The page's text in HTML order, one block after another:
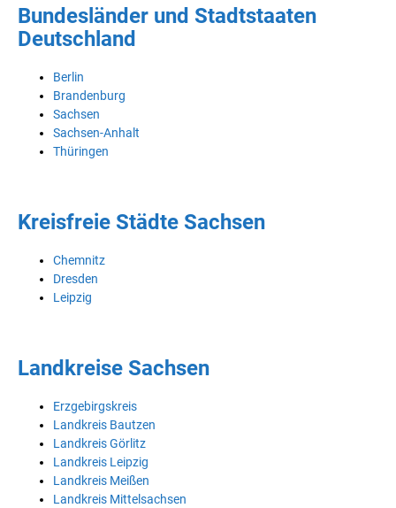
Bundesländer und Stadtstaaten
Deutschland
Berlin
Brandenburg
Sachsen
Sachsen-Anhalt
Thüringen
Kreisfreie Städte Sachsen
Chemnitz
Dresden
Leipzig
Landkreise Sachsen
Erzgebirgskreis
Landkreis Bautzen
Landkreis Görlitz
Landkreis Leipzig
Landkreis Meißen
Landkreis Mittelsachsen